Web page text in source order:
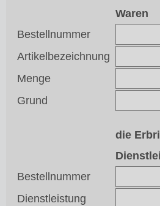
Waren
Bestellnummer
Artikelbezeichnung
Menge
Grund
die
Bestellnummer
Dienstleistung